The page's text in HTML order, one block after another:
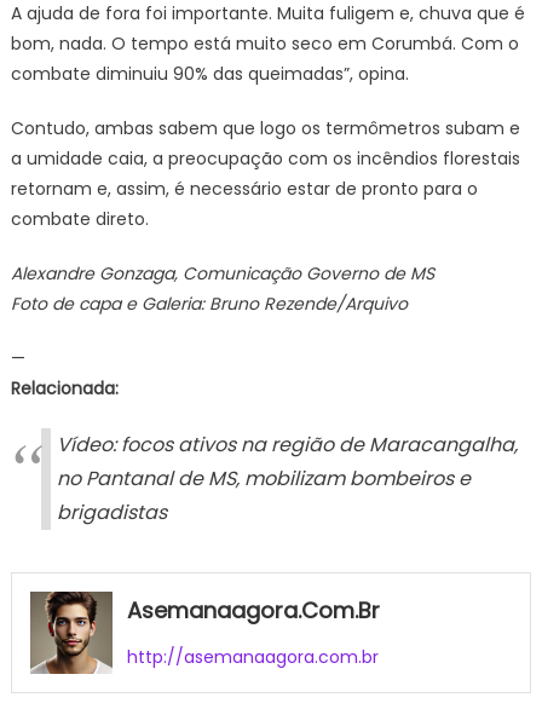
A ajuda de fora foi importante. Muita fuligem e, chuva que é
bom, nada. O tempo está muito seco em Corumbá. Com o
combate diminuiu 90% das queimadas”, opina.
Contudo, ambas sabem que logo os termômetros subam e
a umidade caia, a preocupação com os incêndios florestais
retornam e, assim, é necessário estar de pronto para o
combate direto.
Alexandre Gonzaga, Comunicação Governo de MS
Foto de capa e Galeria: Bruno Rezende/Arquivo
—
Relacionada:
Vídeo: focos ativos na região de Maracangalha,
no Pantanal de MS, mobilizam bombeiros e
brigadistas
Asemanaagora.com.br
http://asemanaagora.com.br